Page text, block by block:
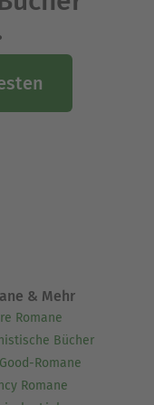
& Mehr
Romane
Bücher
Romane
Romane